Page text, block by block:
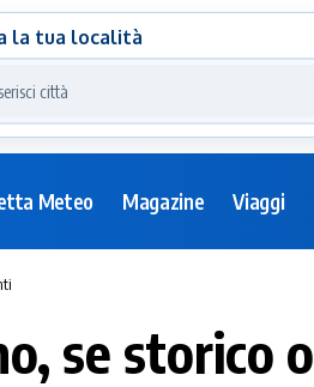
la tua località
Meteo Magazine Viaggi
se storico